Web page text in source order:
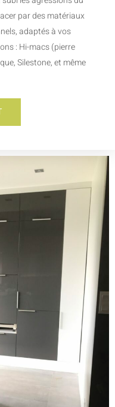
par des matériaux
adaptés à vos
: Hi-macs (pierre
Silestone, et même